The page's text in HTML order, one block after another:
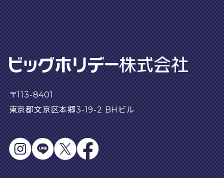
〒113-8401
東京都文京区本郷3-19-2 BHビル